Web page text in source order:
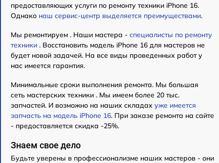
предоставляющих услуги по ремонту техники iPhone 16.
Однако наш сервис-центр выделяется преимуществами.
Мы ремонтируем . Наши мастера - специалисты по ремонту
техники . Восстановить модель iPhone 16 для мастеров не
будет новой задачей. На все виды проведенных работ у
нас имеется гарантия.
Минимальные сроки выполнения ремонта. Мы большая
сеть мастерских техники . Мы имеем более 20 тыс.
запчастей. И возможно на наших складах уже имеется
запчасть на модель iPhone 16. При заказе ремонта на сайте
- предоставляется скидка -25%.
Знаем свое дело
Будьте уверены в профессионализме наших мастеров - они